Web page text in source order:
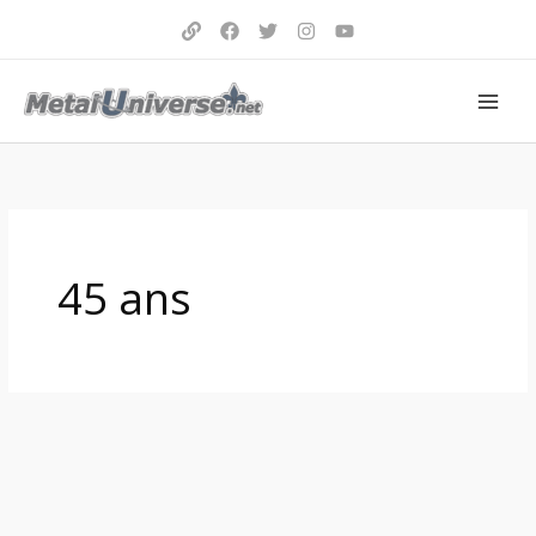
45 ans